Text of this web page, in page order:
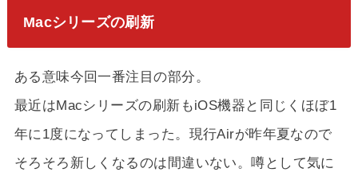
Macシリーズの刷新
ある意味今回一番注目の部分。
最近はMacシリーズの刷新もiOS機器と同じくほぼ1
年に1度になってしまった。現行Airが昨年夏なので
そろそろ新しくなるのは間違いない。噂として気に